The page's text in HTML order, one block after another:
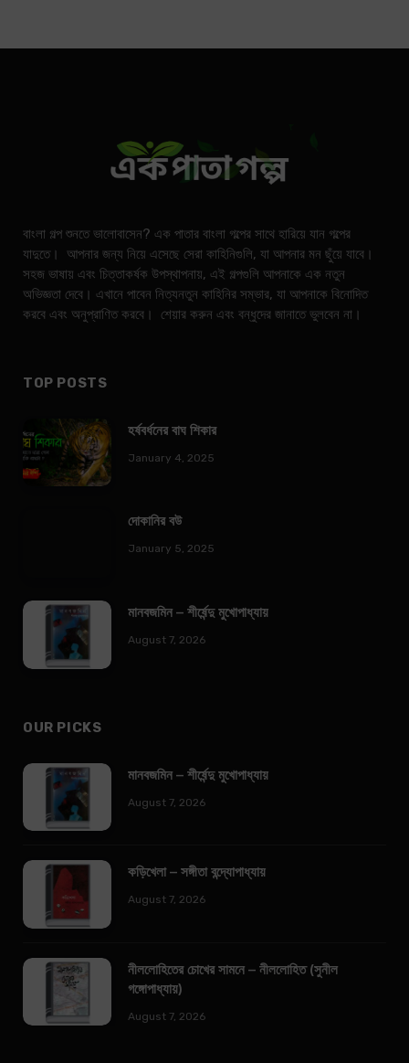
বাংলা গল্প শুনতে ভালোবাসেন? এক পাতার বাংলা গল্পের সাথে হারিয়ে যান গল্পের
যাদুতে। আপনার জন্য নিয়ে এসেছে সেরা কাহিনিগুলি, যা আপনার মন ছুঁয়ে যাবে।
সহজ ভাষায় এবং চিত্তাকর্ষক উপস্থাপনায়, এই গল্পগুলি আপনাকে এক নতুন
অভিজ্ঞতা দেবে। এখানে পাবেন নিত্যনতুন কাহিনির সম্ভার, যা আপনাকে বিনোদিত
করবে এবং অনুপ্রাণিত করবে। শেয়ার করুন এবং বন্ধুদের জানাতে ভুলবেন না।
TOP POSTS
হর্ষবর্ধনের বাঘ শিকার
January 4, 2025
দোকানির বউ
January 5, 2025
মানবজমিন – শীর্ষেন্দু মুখোপাধ্যায়
August 7, 2026
OUR PICKS
মানবজমিন – শীর্ষেন্দু মুখোপাধ্যায়
August 7, 2026
কড়িখেলা – সঙ্গীতা বন্দ্যোপাধ্যায়
August 7, 2026
নীললোহিতের চোখের সামনে – নীললোহিত (সুনীল
গঙ্গোপাধ্যায়)
August 7, 2026